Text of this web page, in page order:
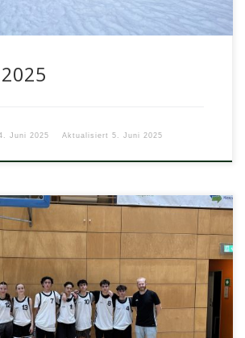
Juni 2025 Aktualisiert 5. Juni 2025
das Team des Arndt-Gymnasiums
der ALBA Oberschulliga in der Max-
In der […]